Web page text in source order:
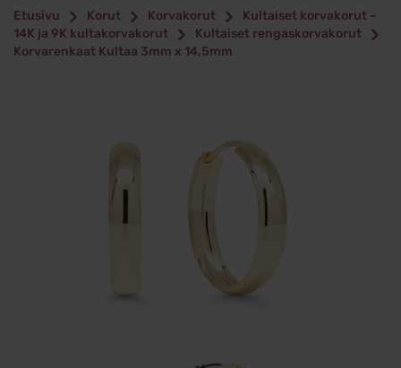
Etusivu Korut Korvakorut
Kultaiset korvakorut –
14K ja 9K kultakorvakorut
Kultaiset rengaskorvakorut
Korvarenkaat Kultaa 3mm x 14,5mm